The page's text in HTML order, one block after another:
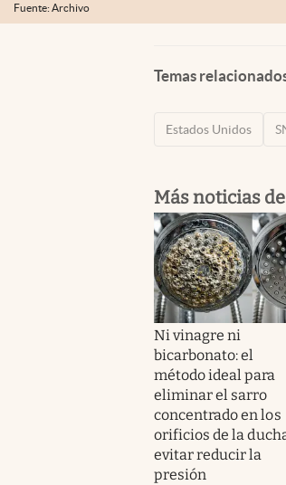
Fuente: Archivo
Temas
Estados Unidos
Más noticias de
Ni vinagre ni
bicarbonato: el
método ideal para
eliminar el sarro
concentrado en los
orificios de la
evitar reducir la
presión